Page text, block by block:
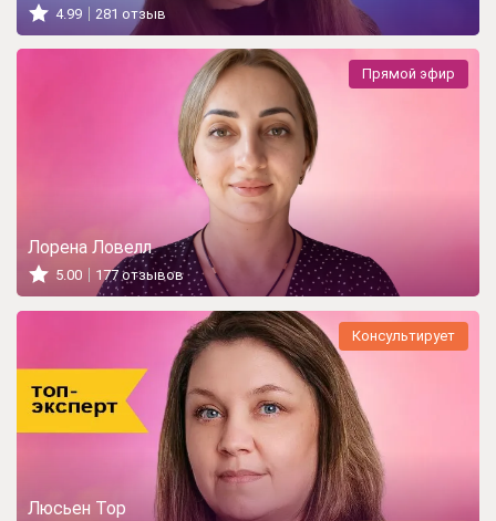
4.99 281 отзыв
Прямой эфир
Лорена Ловелл
5.00 177 отзывов
Консультирует
Люсьен Тор